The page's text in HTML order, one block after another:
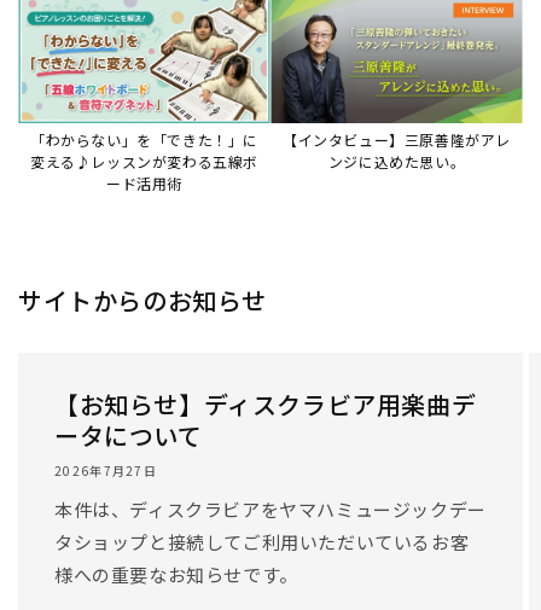
「わからない」を「できた！」に
変える♪レッスンが変わる五線ボ
ード活用術
【インタビュー】三原善隆がアレ
ンジに込めた思い。
サイトからのお知らせ
【お知らせ】ディスクラビア用楽曲デ
ータについて
2026年7月27日
本件は、ディスクラビアをヤマハミュージックデー
タショップと接続してご利用いただいているお客
様への重要なお知らせです。